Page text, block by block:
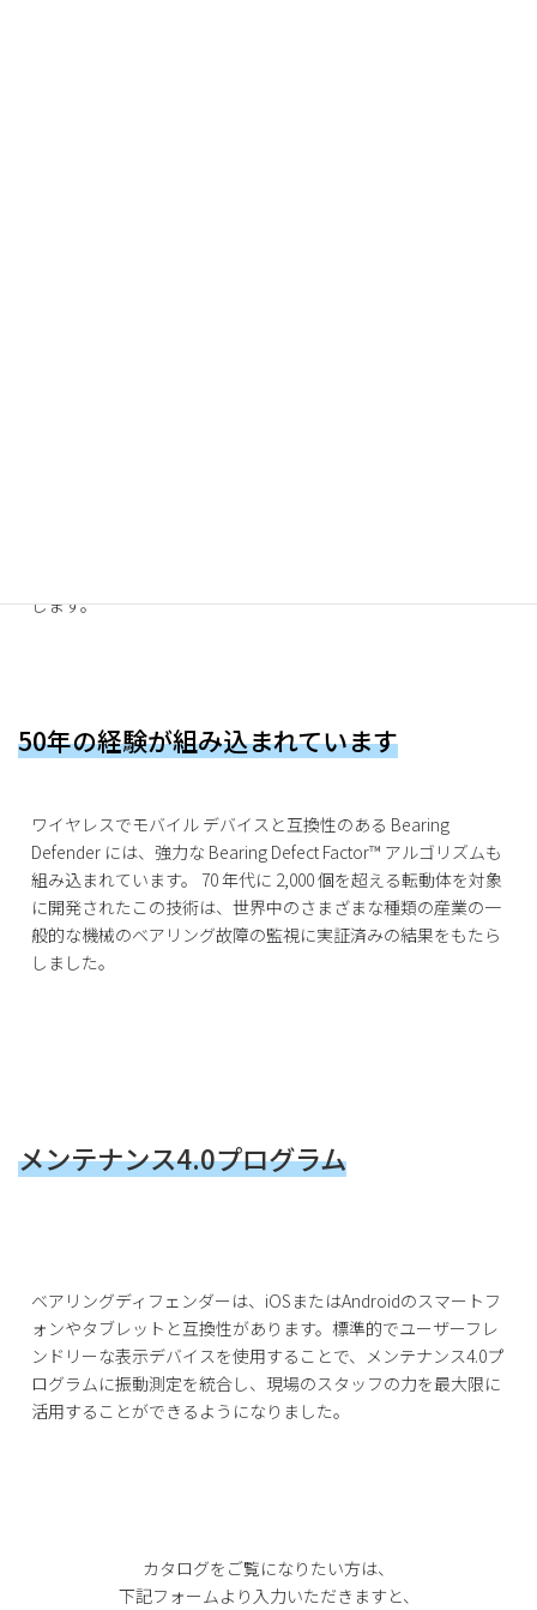
します。
50年の経験が組み込まれています
ワイヤレスでモバイル デバイスと互換性のある Bearing
Defender には、強力な Bearing Defect Factor™ アルゴリズムも
組み込まれています。 70 年代に 2,000 個を超える転動体を対象
に開発されたこの技術は、世界中のさまざまな種類の産業の一
般的な機械のベアリング故障の監視に実証済みの結果をもたら
しました。
メンテナンス4.0プログラム
ベアリングディフェンダーは、iOSまたはAndroidのスマートフ
ォンやタブレットと互換性があります。標準的でユーザーフレ
ンドリーな表示デバイスを使用することで、メンテナンス4.0プ
ログラムに振動測定を統合し、現場のスタッフの力を最大限に
活用することができるようになりました。
カタログをご覧になりたい方は、
下記フォームより入力いただきますと、